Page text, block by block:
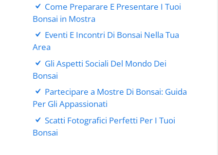
Come Preparare E Presentare I Tuoi
Bonsai in Mostra
Eventi E Incontri Di Bonsai Nella Tua
Area
Gli Aspetti Sociali Del Mondo Dei
Bonsai
Partecipare a Mostre Di Bonsai: Guida
Per Gli Appassionati
Scatti Fotografici Perfetti Per I Tuoi
Bonsai